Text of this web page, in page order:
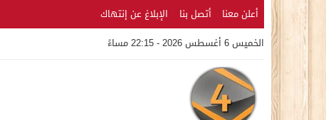
أعلن معنا أتصل بنا
الإبلاغ عن إنتهاك
الخميس 6 أغسطس 2026 - 22:15 مساءً